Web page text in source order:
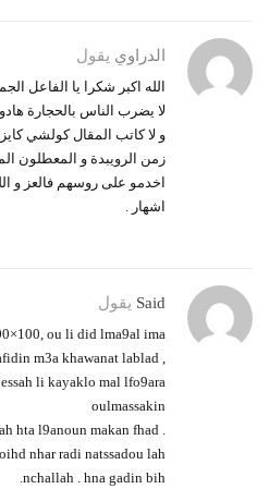
الدراوي يقول
الله اكبر شكرا يا الفاعل
لا يضرب الناس بالحجارة
و لا كاتب المقال كولشي
زمن الرويبدة و المعطلون
اخدمو على روسهم فالعز و
اشهار .
Said يقول
ou li did lma9al ima
m3a khawanat lablad ,
li kayaklo mal lfo9ara
oulmassakin
hta l9anoun makan fhad
nhar radi natssadou lah
nchallah . hna gadin bih.